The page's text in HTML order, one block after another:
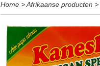
Home >Afrikaanse producten >